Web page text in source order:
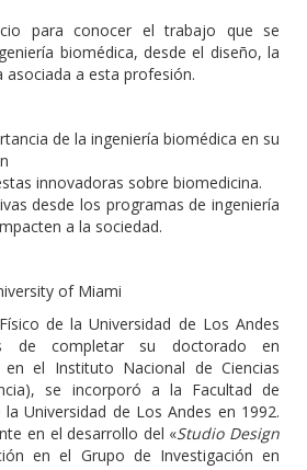
para conocer el trabajo que se
biomédica, desde el diseño, la
asociada a esta profesión.
de la ingeniería biomédica en su
innovadoras sobre biomedicina.
desde los programas de ingeniería
a la sociedad.
of Miami
de la Universidad de Los Andes
de completar su doctorado en
en el Instituto Nacional de Ciencias
se incorporó a la Facultad de
la Universidad de Los Andes en 1992.
en el desarrollo del «Studio Design
en el Grupo de Investigación en